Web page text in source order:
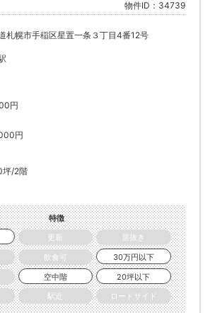
物件ID：34739
札幌市手稲区星置一条３丁目4番12号
円
円
坪/2階
特徴
更新
居抜き
飲食可
30万円以下
空中階
20坪以下
駅近 ロードサイド